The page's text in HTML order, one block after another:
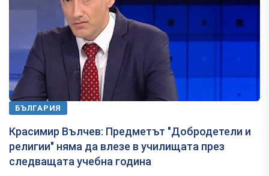
БЪЛГАРИЯ
Красимир Вълчев: Предметът "Добродетели и
религии" няма да влезе в училищата през
следващата учебна година